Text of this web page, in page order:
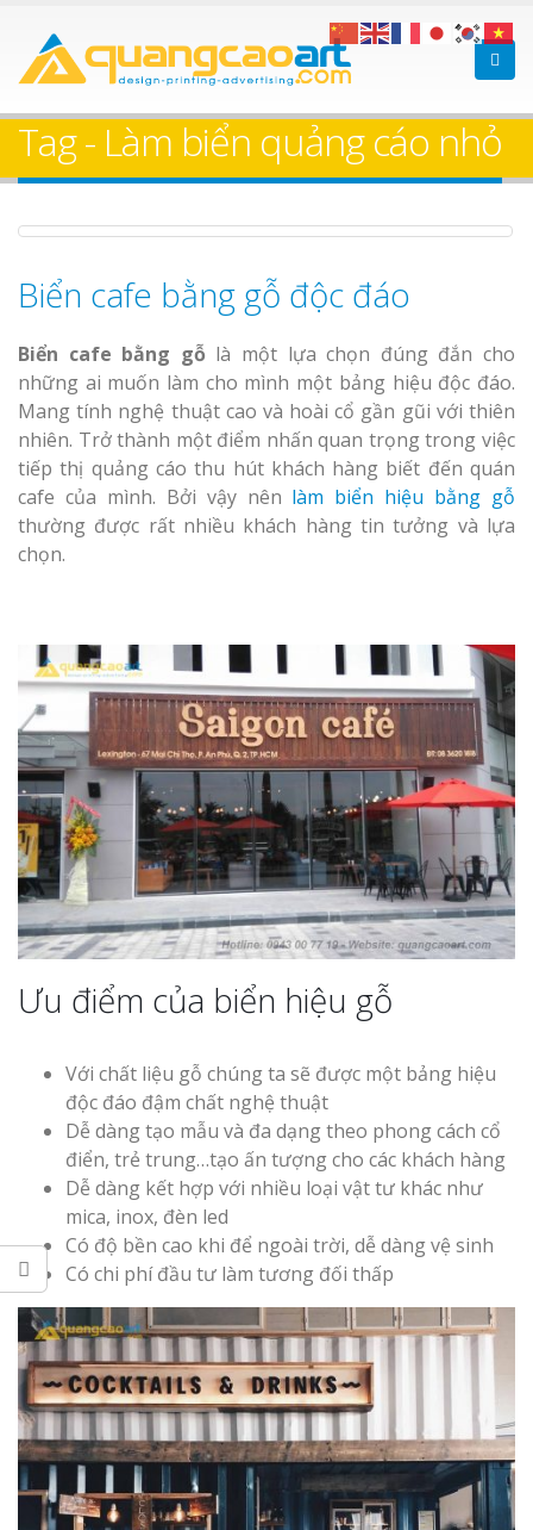
Tag - Làm biển quảng cáo nhỏ
Biển cafe bằng gỗ độc đáo
Biển cafe bằng gỗ là một lựa chọn đúng đắn cho
những ai muốn làm cho mình một bảng hiệu độc đáo.
Mang tính nghệ thuật cao và hoài cổ gần gũi với thiên
nhiên. Trở thành một điểm nhấn quan trọng trong việc
tiếp thị quảng cáo thu hút khách hàng biết đến quán
cafe của mình. Bởi vậy nên làm biển hiệu bằng gỗ
thường được rất nhiều khách hàng tin tưởng và lựa
chọn.
Ưu điểm của biển hiệu gỗ
Với chất liệu gỗ chúng ta sẽ được một bảng hiệu
độc đáo đậm chất nghệ thuật
Dễ dàng tạo mẫu và đa dạng theo phong cách cổ
điển, trẻ trung…tạo ấn tượng cho các khách hàng
Dễ dàng kết hợp với nhiều loại vật tư khác như
mica, inox, đèn led
Có độ bền cao khi để ngoài trời, dễ dàng vệ sinh
Có chi phí đầu tư làm tương đối thấp
Làm bảng hiệu gỗ tại
Bảng gỗ treo cửa
theo yêu cầu
Làm bảng hiệu gỗ tại
Làm bảng hiệu gỗ tại
Nghệ An
Làm Biển
Trọn Gói
sữa Bình Dương
Thi công
cáo Thuận
Dương
Làm biển
tóc Thuận An
Thi công
cáo Vinh
Nghệ An Nâng Tầm
Hiệu
Làm Biển
Rẻ Tại Vinh Giải Pháp
Quả
Làm Hộp
Cáo Tại Vinh Giá Rẻ